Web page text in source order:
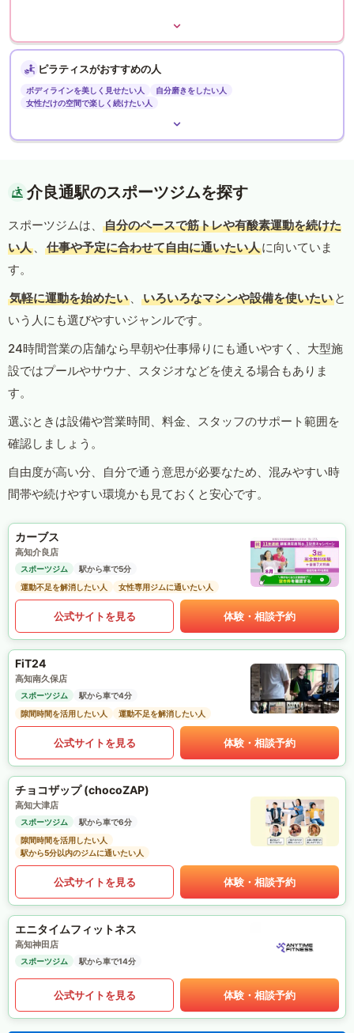
ピラティスがおすすめの人
ボディラインを美しく見せたい人
自分磨きをしたい人
女性だけの空間で楽しく続けたい人
介良通駅のスポーツジムを探す
スポーツジムは、
自分のペースで筋トレや有酸素運動を続けた
い人 、 仕事や予定に合わせて自由に通いたい人に向いていま
す。
気軽に運動を始めたい 、 いろいろなマシンや設備を使いたい と
いう人にも選びやすいジャンルです。
24時間営業の店舗なら早朝や仕事帰りにも通いやすく、大型施
設ではプールやサウナ、スタジオなどを使える場合もありま
す。
選ぶときは設備や営業時間、料金、スタッフのサポート範囲を
確認しましょう。
自由度が高い分、自分で通う意思が必要なため、混みやすい時
間帯や続けやすい環境かも見ておくと安心です。
カーブス
高知介良店
スポーツジム
駅から車で5分
運動不足を解消したい人
女性専用ジムに通いたい人
公式サイトを見る 体験・相談予約
FiT24
高知南久保店
スポーツジム
駅から車で4分
隙間時間を活用したい人
運動不足を解消したい人
公式サイトを見る 体験・相談予約
チョコザップ (chocoZAP)
高知大津店
スポーツジム
駅から車で6分
隙間時間を活用したい人
駅から5分以内のジムに通いたい人
公式サイトを見る 体験・相談予約
エニタイムフィットネス
高知神田店
スポーツジム 駅から車で14分
公式サイトを見る 体験・相談予約